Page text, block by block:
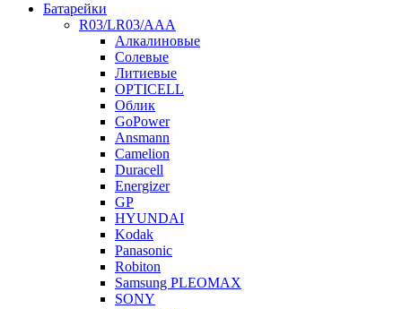
Батарейки
R03/LR03/AAA
Алкалиновые
Солевые
Литиевые
OPTICELL
Облик
GoPower
Ansmann
Camelion
Duracell
Energizer
GP
HYUNDAI
Kodak
Panasonic
Robiton
Samsung PLEOMAX
SONY